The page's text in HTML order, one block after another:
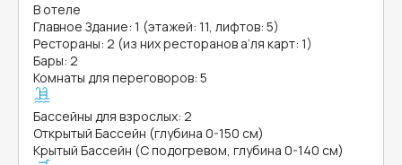
В отеле
Главное Здание: 1 (этажей: 11, лифтов: 5)
Рестораны: 2 (из них ресторанов а’ля карт: 1)
Бары: 2
Комнаты для переговоров: 5
Бассейны для взрослых: 2
Открытый Бассейн (глубина 0-150 см)
Крытый Бассейн (С подогревом, глубина 0-140 см)